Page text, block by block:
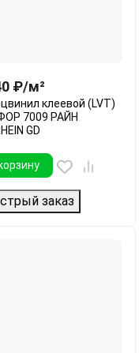
₽/м²
клеевой (LVT)
7009 РАЙН
GD
заказ